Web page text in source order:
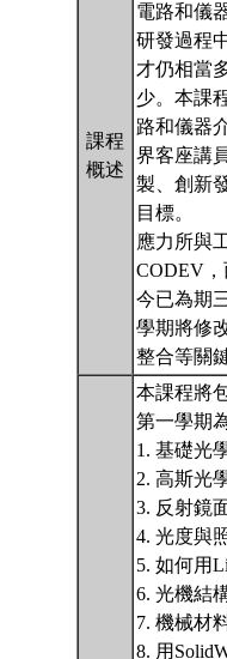
課程
概述
電路和儀
研發過程
才仍相當
少。本課
路和儀器
界客座講
製、創新
目標。
應力所與
CODEV
今已為期
學期將修
整合等關
本課程將
第一學期
1. 基礎光
2. 高斯光
3. 反射鏡
4. 光度與
5. 如何用
6. 光機結
7. 機械材
8. 用